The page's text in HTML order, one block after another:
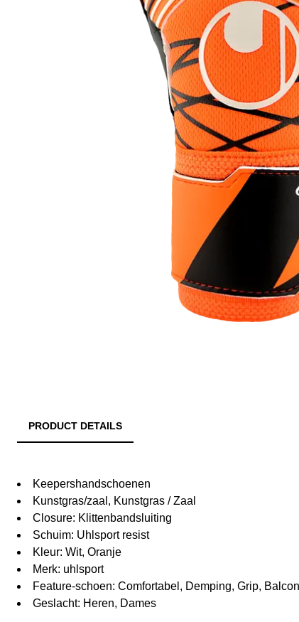
PRODUCT DETAILS
Keepershandschoenen
Kunstgras/zaal, Kunstgras / Zaal
Closure: Klittenbandsluiting
Schuim: Uhlsport resist
Kleur: Wit, Oranje
Merk: uhlsport
Feature-schoen: Comfortabel, Demping, Grip,
Geslacht: Heren, Dames